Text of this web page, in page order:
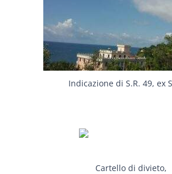
Indicazione di S.R. 49, ex
Cartello di divieto,